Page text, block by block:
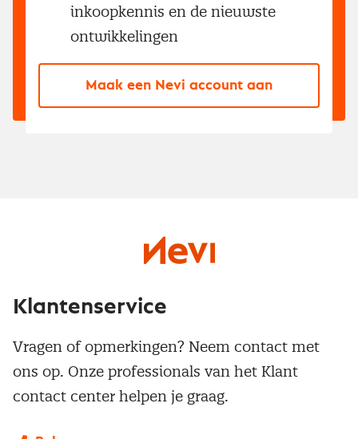
inkoopkennis en de nieuwste
ontwikkelingen
Maak een Nevi account aan
Klantenservice
Vragen of opmerkingen? Neem contact met
ons op. Onze professionals van het Klant
contact center helpen je graag.